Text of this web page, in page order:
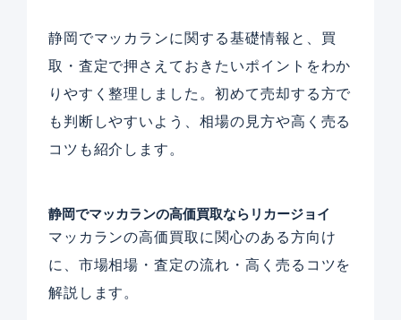
静岡でマッカランに関する基礎情報と、買
取・査定で押さえておきたいポイントをわか
りやすく整理しました。初めて売却する方で
も判断しやすいよう、相場の見方や高く売る
コツも紹介します。
静岡でマッカランの高価買取ならリカージョイ
マッカランの高価買取に関心のある方向け
に、市場相場・査定の流れ・高く売るコツを
解説します。